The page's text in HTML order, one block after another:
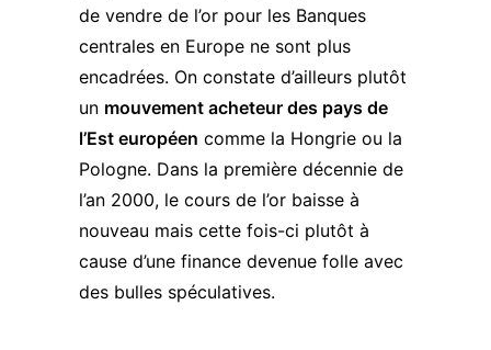
de vendre de l’or pour les Banques
centrales en Europe ne sont plus
encadrées. On constate d’ailleurs plutôt
un mouvement acheteur des pays de
l’Est européen comme la Hongrie ou la
Pologne. Dans la première décennie de
l’an 2000, le cours de l’or baisse à
nouveau mais cette fois-ci plutôt à
cause d’une finance devenue folle avec
des bulles spéculatives.